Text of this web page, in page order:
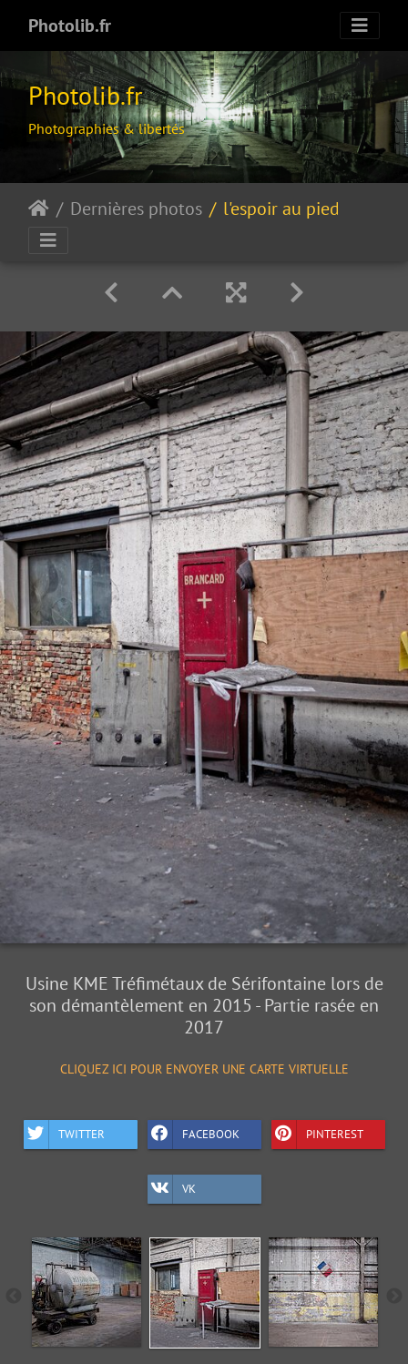
Photolib.fr
Photolib.fr
Photographies & libertés
Dernières photos
Usine KME Tréfimétaux de Sérifontaine lors de
son démantèlement en 2015 - Partie rasée en
2017
CLIQUEZ ICI POUR ENVOYER UNE CARTE VIRTUELLE
TWITTER FACEBOOK PINTEREST
VK